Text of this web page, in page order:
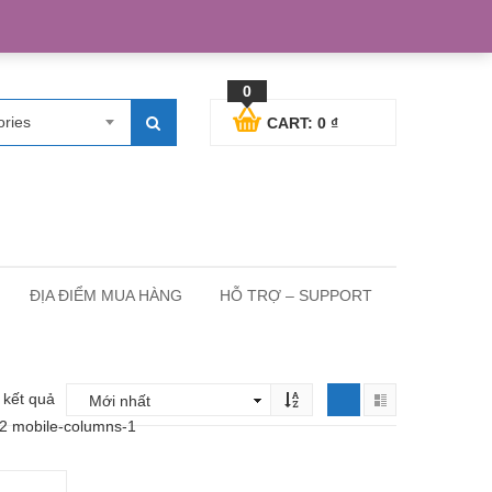
0
CART: 0 ₫
ĐỊA ĐIỂM MUA HÀNG HỖ TRỢ – SUPPORT
quả
mobile-columns-1